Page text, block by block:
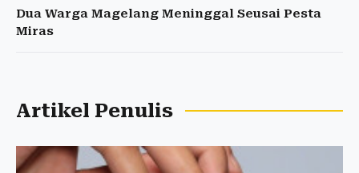
Dua Warga Magelang Meninggal Seusai Pesta
Miras
Artikel Penulis